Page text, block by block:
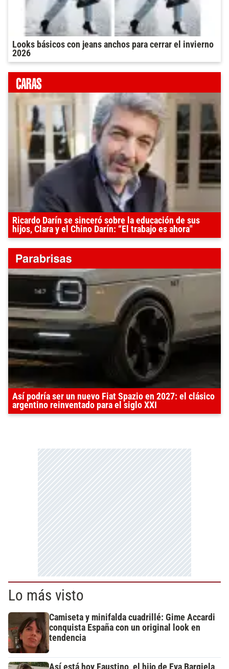
Looks básicos con jeans anchos para cerrar el invierno
2026
Ricardo Darín se sinceró sobre la educación de sus
hijos, Clara y el Chino Darín: “El trabajo es ahora"
Así podría ser un nuevo Fiat Spazio en 2027: el clásico
argentino reinventado para el siglo XXI
Lo más visto
Camiseta y minifalda cuadrillé: Gime Accardi
conquista España con un original look en
tendencia
Así está hoy Faustino, el hijo de Eva Bargiela